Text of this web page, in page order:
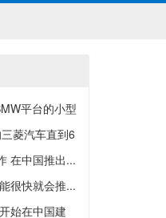
平台的小型
平台的小型SUV
菱汽车直到6
汽车直到6月底
在中国推出...
中国推出4级自
很快就会推...
快就会推出自
始在中国建